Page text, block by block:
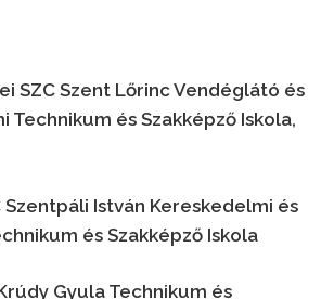
SZC Szent Lőrinc Vendéglátó és
Technikum és Szakképző Iskola,
Szentpáli István Kereskedelmi és
és Szakképző Iskola
Gyula Technikum és